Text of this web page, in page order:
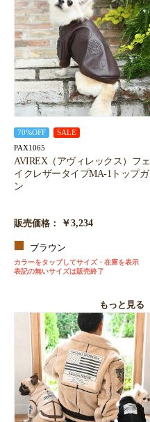
70%OFF SALE
PAX1065
AVIREX（アヴィレックス）フェ
イクレザータイプMA-1トップガ
ン
販売価格： ￥3,234
ブラウン
カラーをタップしてサイズ・在庫を表示
表記の無いサイズは販売終了
もっと見る